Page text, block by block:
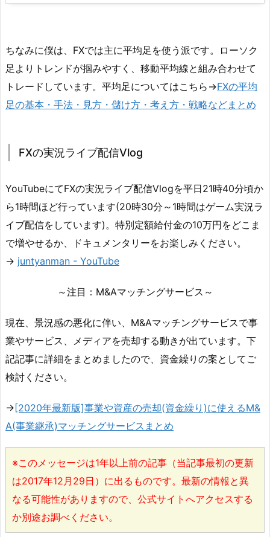
ちなみに僕は、FXでは主に平均足を使う派です。ローソク
足よりトレンドが掴みやすく、移動平均線と組み合わせて
トレードしています。平均足についてはこちら→FXの平均
足の基本・手法・見方・儲け方・考え方・戦略などまとめ
FXの実況ライブ配信Vlog
YouTubeにてFXの実況ライブ配信Vlogを平日21時40分頃か
ら1時間ほど行っています(20時30分～1時間はゲーム実況ラ
イブ配信をしています)。特別定額給付金の10万円をどこま
で増やせるか、ドキュメンタリーをお楽しみください。
→ juntyanman - YouTube
～注目：M&Aマッチングサービス～
現在、景況感の悪化に伴い、M&Aマッチングサービスで事
業やサービス、メディアを売却する動きが出ています。下
記記事に詳細をまとめましたので、資金繰りの案としてご
検討ください。
→[2020年最新版]事業や資産の売却(資金繰り)に使えるM&
A(事業継承)マッチングサービスまとめ
※このメッセージは1年以上前の記事（当記事最初の更新
は2017年12月29日）に出るものです。最新の情報と異
なる可能性がありますので、公式サイトへアクセスする
か別途お調べください。